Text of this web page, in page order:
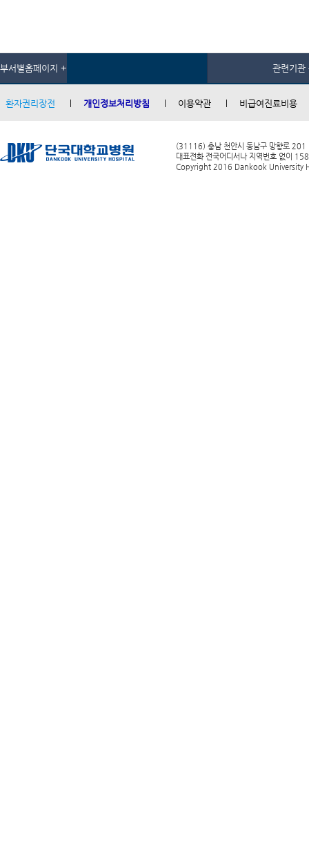
부서별홈페이지 + 관련기관
환자권리장전 개인정보처리방침 이용약관 비급여진료비용
(31116) 충남 천안시 동남구 망향로 201
대표전화 전국어디서나 지역번호 없이
Copyright 2016 Dankook University